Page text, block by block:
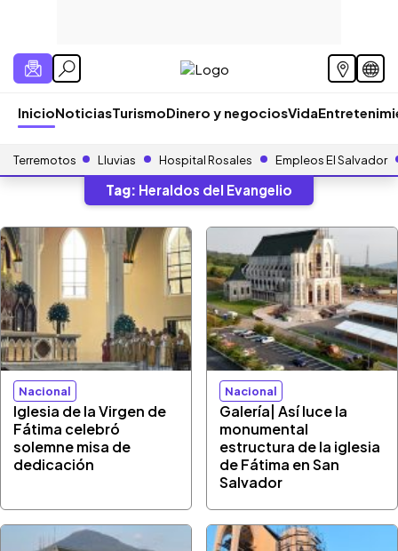
InicioNoticiasTurismoDinero y negociosVida
Terremotos Lluvias Hospital Rosales Empleos El Salvador
Tag: Heraldos del Evangelio
Nacional
Iglesia de la Virgen de
Fátima celebró
solemne misa de
dedicación
Nacional
Galería| Así luce la
monumental
estructura de la iglesia
de Fátima en San
Salvador